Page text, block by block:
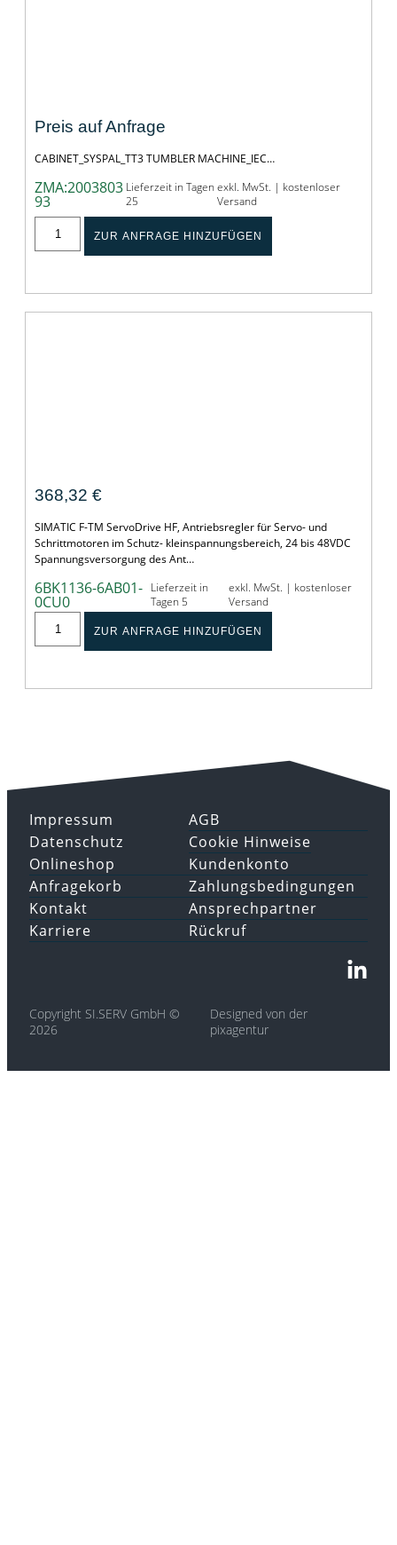
Preis auf Anfrage
CABINET_SYSPAL_TT3 TUMBLER MACHINE_IEC…
ZMA:2003803
93
Lieferzeit in Tagen
25
exkl. MwSt. | kostenloser
Versand
ZUR ANFRAGE HINZUFÜGEN
368,32 €
SIMATIC F-TM ServoDrive HF, Antriebsregler für Servo- und
Schrittmotoren im Schutz- kleinspannungsbereich, 24 bis 48VDC
Spannungsversorgung des Ant…
6BK1136-6AB01-
0CU0
Lieferzeit in
Tagen 5
exkl. MwSt. | kostenloser
Versand
ZUR ANFRAGE HINZUFÜGEN
Impressum
Datenschutz
AGB
Cookie Hinweise
Onlineshop
Anfragekorb
Kundenkonto
Zahlungsbedingungen
Kontakt
Karriere
Ansprechpartner
Rückruf
Copyright SI.SERV GmbH ©
2026
Designed von der
pixagentur